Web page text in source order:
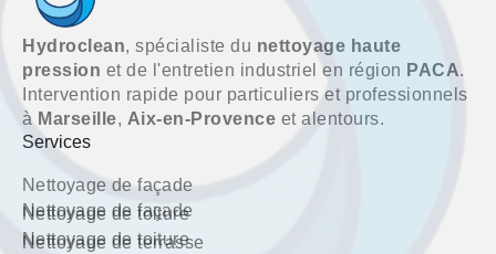
Hydroclean, spécialiste du nettoyage haute
pression et de l'entretien industriel en région PACA.
Intervention rapide pour particuliers et professionnels
à Marseille, Aix-en-Provence et alentours.
Services
Nettoyage de façade
Nettoyage de façade
Nettoyage de toiture
Nettoyage de toiture
Nettoyage de terrasse